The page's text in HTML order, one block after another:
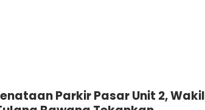
Parkir Pasar Unit 2, Wakil